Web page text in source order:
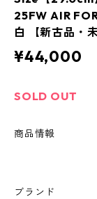
25FW AIR
白 【新古品・
¥44,000
SOLD OUT
商品情報
ブランド